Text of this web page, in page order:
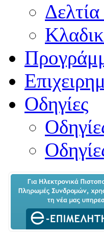
Οδηγίες